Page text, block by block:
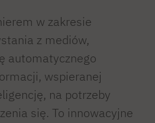
w zakresie
z mediów,
automatycznego
wspieranej
na potrzeby
się. To innowacyjne